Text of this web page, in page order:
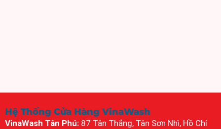
Hệ Thống Cửa Hàng VinaWash
VinaWash Tân Phú: 87 Tân Thắng, Tân Sơn Nhì, Hồ Chí